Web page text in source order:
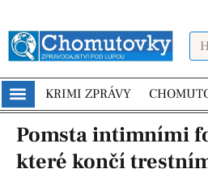
KRIMI ZPRÁVY
Pomsta intimními
které končí